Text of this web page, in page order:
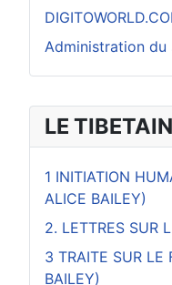
LE TIBETAIN
1 INITIATION
ALICE BAILEY)
2. LETTRES SUR
3 TRAITE SUR LE
BAILEY)
Administration du